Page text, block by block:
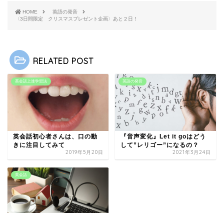
HOME
英語の発音
〈3日間限定 クリスマスプレゼント企画〉あと２日！
RELATED POST
英会話上達学習法
英会話初心者さんは、口の動
きに注目してみて
2019年5月20日
英語の発音
『音声変化』Let it goはどう
して”レリゴー”になるの？
2021年3月24日
英会話